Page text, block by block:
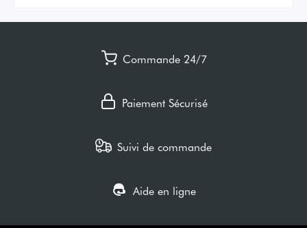
Commande 24/7
Paiement Sécurisé
Suivi de commande
Aide en ligne